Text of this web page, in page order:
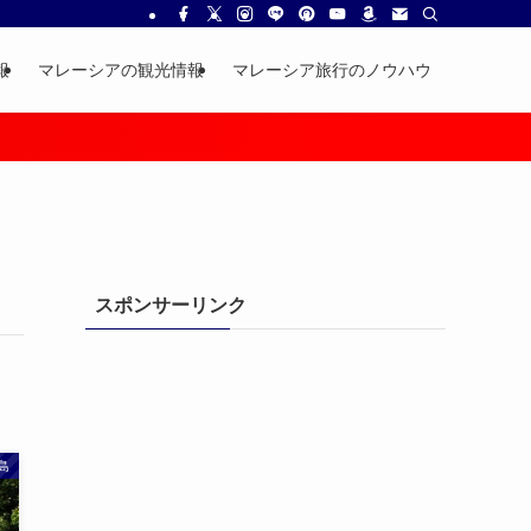
マレーシアの観光情報 マレーシア旅行のノウハウ
スポンサーリンク